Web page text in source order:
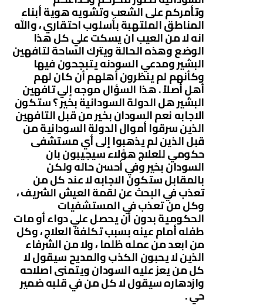
وتأمركم على الشعب وتشويه هوية أبناء
المناطق الملتهبة بأسلوب احتقاري ، والله
انه لا من العيب ان يسكت علي كل هذا
الوضع وهذه الحالة ويترك الساحة لتافهين
البشير ومدعي السودنه يتبجحون فيها
وكأنهم لم ينظرون أهلهم أن كان لهم
أهل أصلاً . هذا السؤال موجه إلي تافهين
البشير هل الدولة السودانية بخير ؟ ستكون
الاجابه نعم السودان بخير من قبل التافهين
الذين سرقوا أموال الدولة السودانية من
قبل الذين لم يذهبوا إلى أي مستشفى
حكومي للعلاج هؤلاء سيجيبون بان
السودان بخير وفي أحسن حاله ولكن
بالمقابل ستكون الاجابه لا عند كل من
تعذب في البحث عن لقمة العيش الشريف ،
وكل من تعذب في المستشفيات
الحكومية بدون أن يحصل علي دواء أو مات
طفله أمام عينه بسبب تكلفة العلاج ، وكل
من ابعد من عمله ظلما ، ولا من الشرفاء
الذين لا يحبون الكذب والمديح سيقول لا
كل من يعز عليه السودان ويتمنى اصلاحه
وازدهاره سيقول لا كل من في قلبه ضمير
حي .